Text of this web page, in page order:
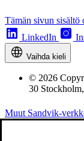
Tämän sivun sisältö
LinkedIn
Vaihda kieli
© 2026
30
Muut Sandvik-